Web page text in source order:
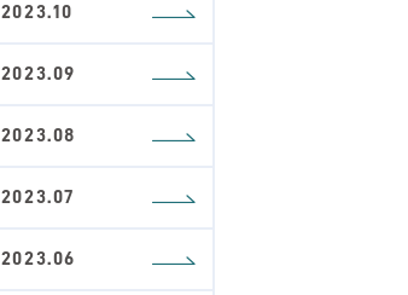
2023.10
2023.09
2023.08
2023.07
2023.06